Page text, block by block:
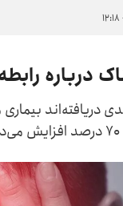
درباره
دریافته‌اند